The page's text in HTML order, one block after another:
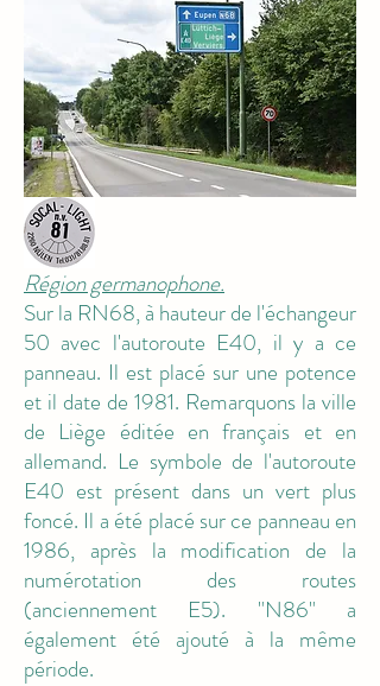
Région germanophone.
Sur la RN68, à hauteur de l'échangeur
50 avec l'autoroute E40, il y a ce
panneau. Il est placé sur une potence
et il date de 1981. Remarquons la ville
de Liège éditée en français et en
allemand. Le symbole de l'autoroute
E40 est présent dans un vert plus
foncé. Il a été placé sur ce panneau en
1986, après la modification de la
numérotation des routes
(anciennement E5). "N86" a
également été ajouté à la même
période.